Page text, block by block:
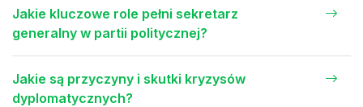
Jakie kluczowe role pełni sekretarz
generalny w partii politycznej?
Jakie są przyczyny i skutki kryzysów
dyplomatycznych?